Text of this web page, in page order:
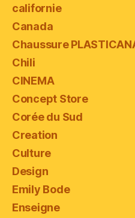
californie
Canada
Chaussure
Chili
CINEMA
Concept Store
Corée du Sud
Creation
Culture
Design
Emily Bode
Enseigne